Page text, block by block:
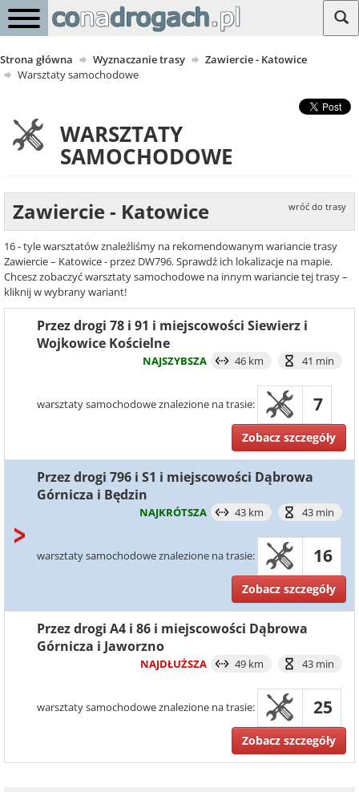
Strona główna Wyznaczanie trasy
Zawiercie - Katowice
Warsztaty samochodowe
WARSZTATY
SAMOCHODOWE
Zawiercie - Katowice wróć do trasy
16 - tyle warsztatów znaleźliśmy na rekomendowanym wariancie trasy
Zawiercie – Katowice - przez DW796. Sprawdź ich lokalizacje na mapie.
Chcesz zobaczyć warsztaty samochodowe na innym wariancie tej trasy –
kliknij w wybrany wariant!
Przez drogi 78 i 91 i miejscowości Siewierz i
Wojkowice Kościelne
NAJSZYBSZA 46 km 41 min
warsztaty samochodowe znalezione na trasie: 7
Zobacz szczegóły
Przez drogi 796 i S1 i miejscowości Dąbrowa
Górnicza i Będzin
NAJKRÓTSZA 43 km 43 min
warsztaty samochodowe znalezione na trasie: 16
Zobacz szczegóły
Przez drogi A4 i 86 i miejscowości Dąbrowa
Górnicza i Jaworzno
NAJDŁUŻSZA 49 km 43 min
warsztaty samochodowe znalezione na trasie: 25
Zobacz szczegóły